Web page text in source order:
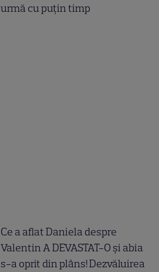
urmă cu puțin timp
Ce a aflat Daniela despre
Valentin A DEVASTAT-O și abia
s-a oprit din plâns! Dezvăluirea